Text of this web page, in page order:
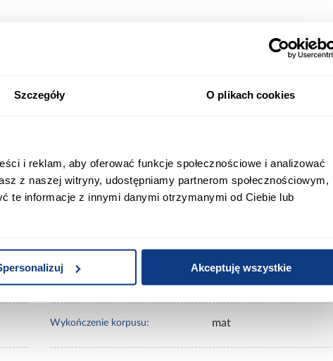
Szczegóły O plikach cookies
i reklam, aby oferować funkcje społecznościowe i analizować
z naszej witryny, udostępniamy partnerom społecznościowym,
te informacje z innymi danymi otrzymanymi od Ciebie lub
Akceptuję wszystkie
Wybarwienie frontów dolnych: czarne
Wykończenie korpusu: mat